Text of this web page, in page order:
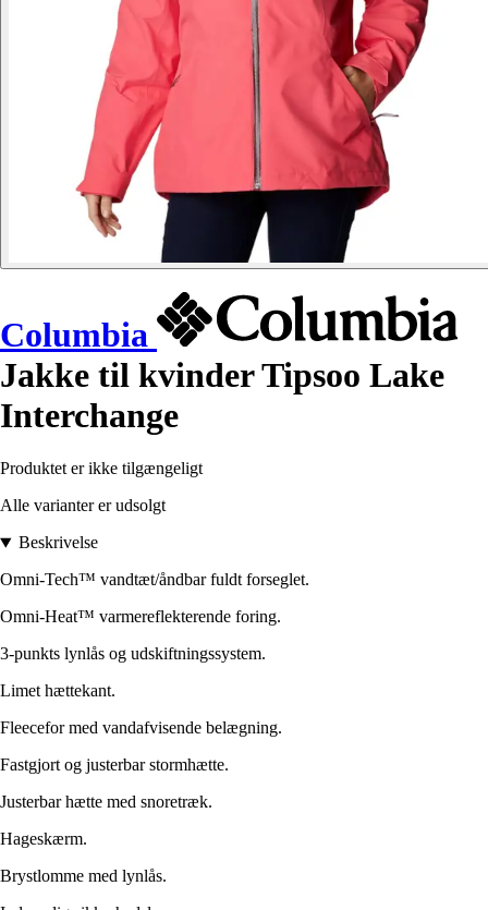
Columbia
Jakke til kvinder Tipsoo Lake
Interchange
Produktet er ikke tilgængeligt
Alle varianter er udsolgt
Beskrivelse
Omni-Tech™ vandtæt/åndbar fuldt forseglet.
Omni-Heat™ varmereflekterende foring.
3-punkts lynlås og udskiftningssystem.
Limet hættekant.
Fleecefor med vandafvisende belægning.
Fastgjort og justerbar stormhætte.
Justerbar hætte med snoretræk.
Hageskærm.
Brystlomme med lynlås.